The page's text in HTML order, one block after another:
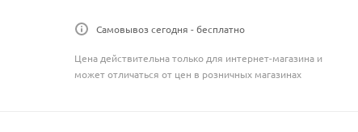
Самовывоз сегодня - бесплатно
Цена действительна только для интернет-магазина и
может отличаться от цен в розничных магазинах